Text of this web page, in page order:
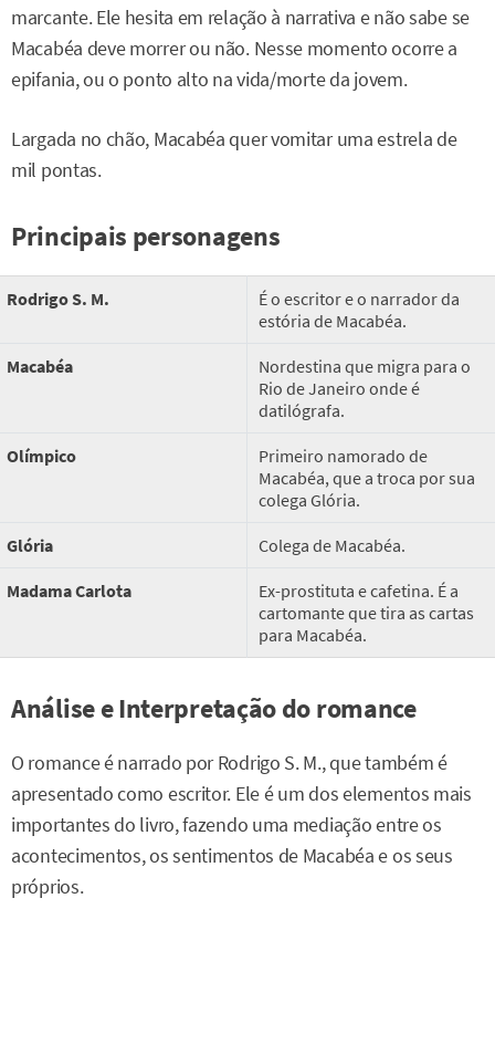
marcante. Ele hesita em relação à narrativa e não sabe se
Macabéa deve morrer ou não. Nesse momento ocorre a
epifania, ou o ponto alto na vida/morte da jovem.
Largada no chão, Macabéa quer vomitar uma estrela de
mil pontas.
Principais personagens
Rodrigo S. M.
É o escritor e o narrador da
estória de Macabéa.
Macabéa
Nordestina que migra para o
Rio de Janeiro onde é
datilógrafa.
Olímpico
Primeiro namorado de
Macabéa, que a troca por sua
colega Glória.
Glória Colega de Macabéa.
Madama Carlota
Ex-prostituta e cafetina. É a
cartomante que tira as cartas
para Macabéa.
Análise e Interpretação do romance
O romance é narrado por Rodrigo S. M., que também é
apresentado como escritor. Ele é um dos elementos mais
importantes do livro, fazendo uma mediação entre os
acontecimentos, os sentimentos de Macabéa e os seus
próprios.